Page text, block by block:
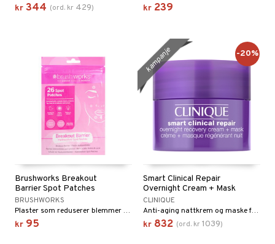
kr 344 (ord. kr 429) kr 239
Brushworks Breakout
Barrier Spot Patches
BRUSHWORKS
Plaster som reduserer blemmer og minsker rødhet
kr 95
Smart Clinical Repair
Overnight Cream + Mask
CLINIQUE
Anti-aging nattkrem og maske for ansikt og hals fra Clinique
kr 832 (ord. kr 1039)
kampanje -20%